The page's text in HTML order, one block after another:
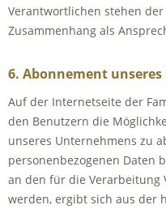
Verantwortlichen stehen
Zusammenhang als
6. Abonnement
Auf der Internetseite der
den Benutzern die
unseres Unternehmens zu
personenbezogenen Daten
an den für die
werden, ergibt sich aus der